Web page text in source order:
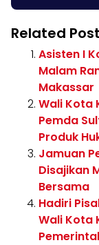
Related
Asisten I
Malam
Makassar
Wali Kota
Pemda
Produk
Jamuan
Disajikan
Bersama
Hadiri
Wali Kota